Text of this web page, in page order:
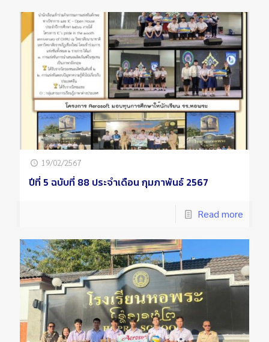
19/02/2567
ปีที่ 5 ฉบับที่ 88 ประจำเดือน กุมภาพันธ์ 2567
Read more